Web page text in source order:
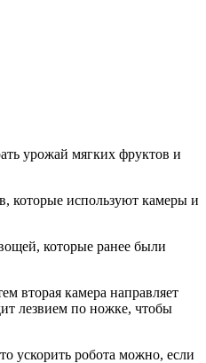
урожай мягких фруктов и
которые используют камеры и
которые ранее были
вторая камера направляет
лезвием по ножке, чтобы
ускорить робота можно, если